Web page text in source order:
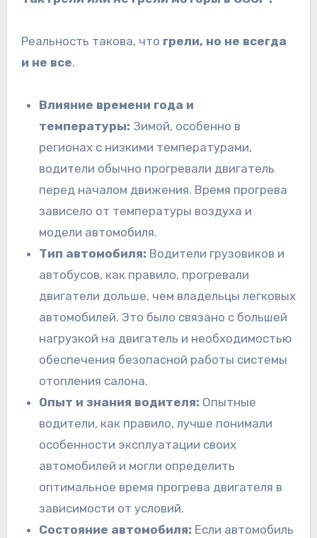
Реальность такова, что грели, но не всегда
и не все.
Влияние времени года и
температуры: Зимой, особенно в
регионах с низкими температурами,
водители обычно прогревали двигатель
перед началом движения. Время прогрева
зависело от температуры воздуха и
модели автомобиля.
Тип автомобиля: Водители грузовиков и
автобусов, как правило, прогревали
двигатели дольше, чем владельцы легковых
автомобилей. Это было связано с большей
нагрузкой на двигатель и необходимостью
обеспечения безопасной работы системы
отопления салона.
Опыт и знания водителя: Опытные
водители, как правило, лучше понимали
особенности эксплуатации своих
автомобилей и могли определить
оптимальное время прогрева двигателя в
зависимости от условий.
Состояние автомобиля: Если автомобиль